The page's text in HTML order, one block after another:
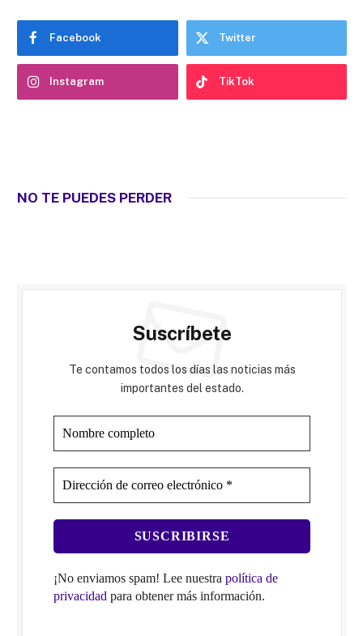
Facebook Twitter
Instagram TikTok
NO TE PUEDES PERDER
Suscríbete
Te contamos todos los días las noticias más
importantes del estado.
¡No enviamos spam! Lee nuestra política de
privacidad para obtener más información.